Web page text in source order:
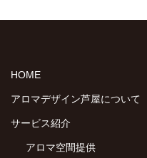
HOME
アロマデザイン芦屋について
サービス紹介
アロマ空間提供